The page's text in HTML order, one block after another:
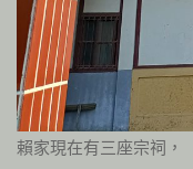
賴家現在有三座宗祠，